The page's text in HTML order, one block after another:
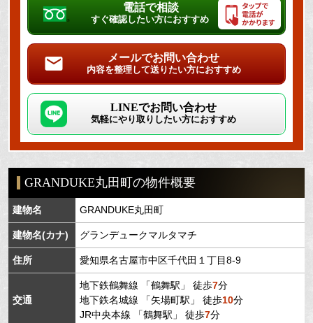
電話で相談
すぐ確認したい方におすすめ
メールでお問い合わせ
内容を整理して送りたい方におすすめ
LINEでお問い合わせ
気軽にやり取りしたい方におすすめ
GRANDUKE丸田町の物件概要
建物名 GRANDUKE丸田町
建物名(カナ) グランデュークマルタマチ
住所 愛知県名古屋市中区千代田 １丁目8-9
交通
地下鉄鶴舞線 「鶴舞駅 」 徒歩7分
地下鉄名城線 「矢場町駅 」 徒歩10分
JR中央本線 「鶴舞駅 」 徒歩7分